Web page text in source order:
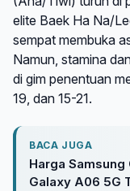
elite Baek Ha Na/
sempat membuka
Namun, stamina
di gim penentuan
19, dan 15-21.
BACA JUGA
Harga
Galaxy A06 5G